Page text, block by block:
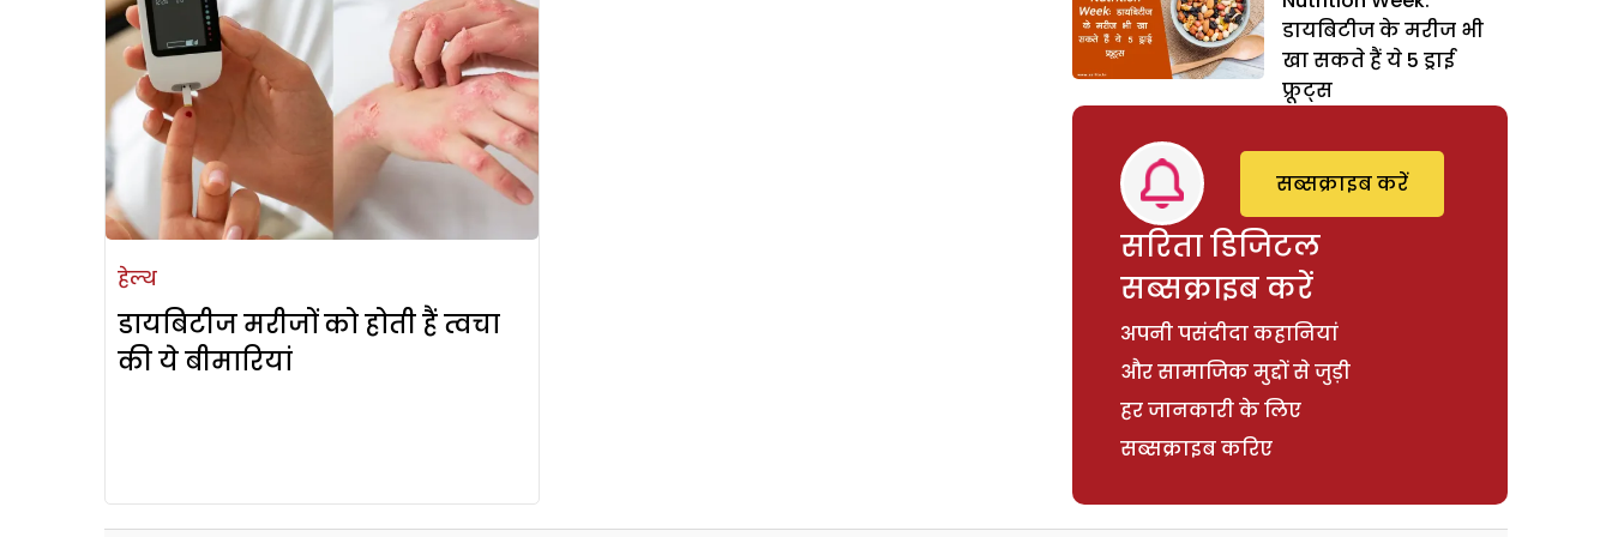
हेल्थ
डायबिटीज मरीजों को होती हैं त्वचा
की ये बीमारियां
डायबिटीज के मरीज भी
खा सकते हैं ये 5 ड्राई
फ्रूट्स
सरिता डिजिटल
सब्सक्राइब करें
अपनी पसंदीदा कहानियां
और सामाजिक मुद्दों से जुड़ी
हर जानकारी के लिए
सब्सक्राइब करिए
सब्सक्राइब करें